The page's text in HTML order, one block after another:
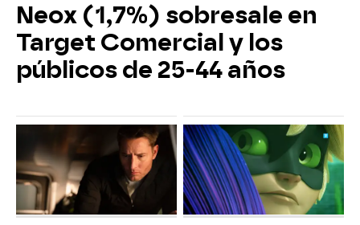
Neox (1,7%) sobresale en
Target Comercial y los
públicos de 25-44 años